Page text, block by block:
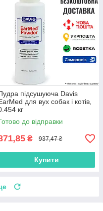
підсушуюча Davis
для вух собак і котів,
кг
до відправки
₴ 937,47 ₴
Купити